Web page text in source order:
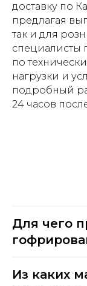
доставку по
предлагая
так и для
специалисты
по
нагрузки и
подробный
24 часов
Для чего
Из каких